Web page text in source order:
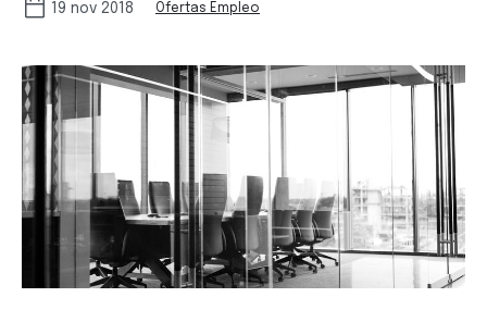
19 nov 2018 Ofertas Empleo